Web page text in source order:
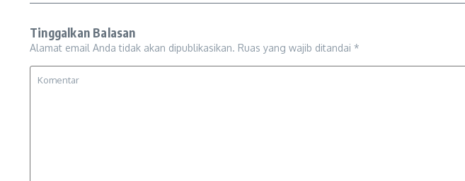
Tinggalkan Balasan
Alamat email Anda tidak akan dipublikasikan. Ruas yang wajib ditandai *